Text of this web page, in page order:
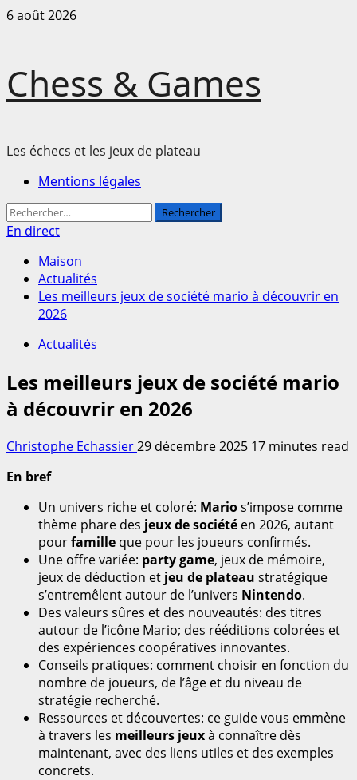
Passer
6 août 2026
Chess & Games
Les échecs et les jeux de plateau
MenuMentions légales
Rechercher :
En direct
Maison
Actualités
Les meilleurs jeux de société mario à découvrir en
2026
Actualités
Les meilleurs jeux de société mario
à découvrir en 2026
Christophe Echassier29 décembre 2025 17 minutes read
En bref
Un univers riche et coloré: Marios’impose comme
thème phare des jeux de société en 2026, autant
pourfamille que pour les joueurs confirmés.
Une offre variée: party game, jeux de mémoire,
jeux de déduction et jeu de plateau stratégique
s’entremêlent autour de l’univers Nintendo.
Des valeurs sûres et des nouveautés: des titres
autour de l’icône Mario; des rééditions colorées et
des expériences coopératives innovantes.
Conseils pratiques: comment choisir en fonction du
nombre de joueurs, de l’âge et du niveau de
stratégie recherché.
Ressources et découvertes: ce guide vous emmène
à travers les meilleurs jeuxà connaître dès
maintenant, avec des liens utiles et des exemples
concrets.